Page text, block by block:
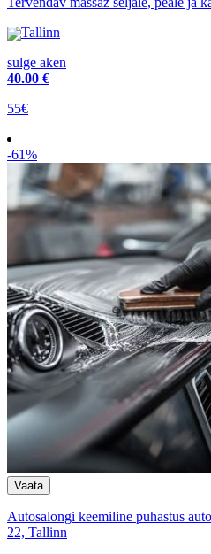
Tallinn
sulge aken
40.00 €
55€
-61%
Autosalongi keemiline puhastus
22, Tallinn